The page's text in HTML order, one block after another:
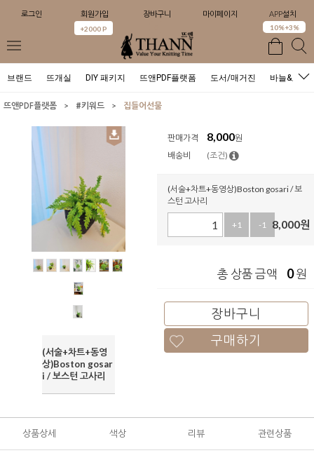
로그인 회원가입
+2000 P
장바구니 마이페이지 APP설치
10%+3%
브랜드 뜨개실 DIY 패키지 뜨앤PDF플랫폼 도서/매거진 바늘&도구
뜨앤PDF플랫폼 > #키워드 > 집들어선물
(서술+차트+동영
상)Boston gosar
i / 보스턴 고사리
판매가격 8,000원
배송비
(조건)
(서술+차트+동영상)Boston gosari / 보
스턴 고사리
+1 -1 8,000원
총 상품 금액 0원
장바구니
구매하기
상품상세 색상 리뷰 관련상품